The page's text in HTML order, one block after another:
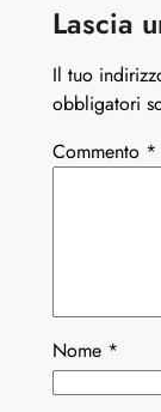
Lascia
Il tuo
obbligatori
Commento *
Nome *